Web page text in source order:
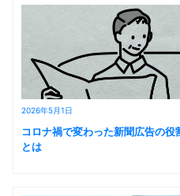
2026年5月1日
コロナ禍で変わった新聞広告の
とは